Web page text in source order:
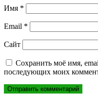
Имя *
Email *
Сайт
Сохранить моё имя,
последующих моих